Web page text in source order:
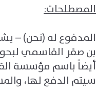
المصطلحات:
المدفوع له (نحن) –
بن صقر القاسمي
أيضاً باسم مؤسسة
سيتم الدفع لها،